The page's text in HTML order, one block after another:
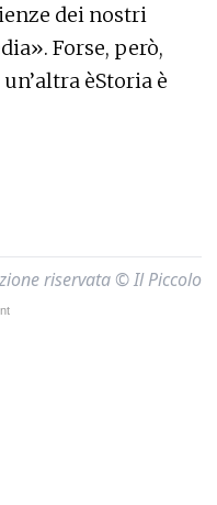
dei nostri
Forse, però,
èStoria è
riservata © Il Piccolo